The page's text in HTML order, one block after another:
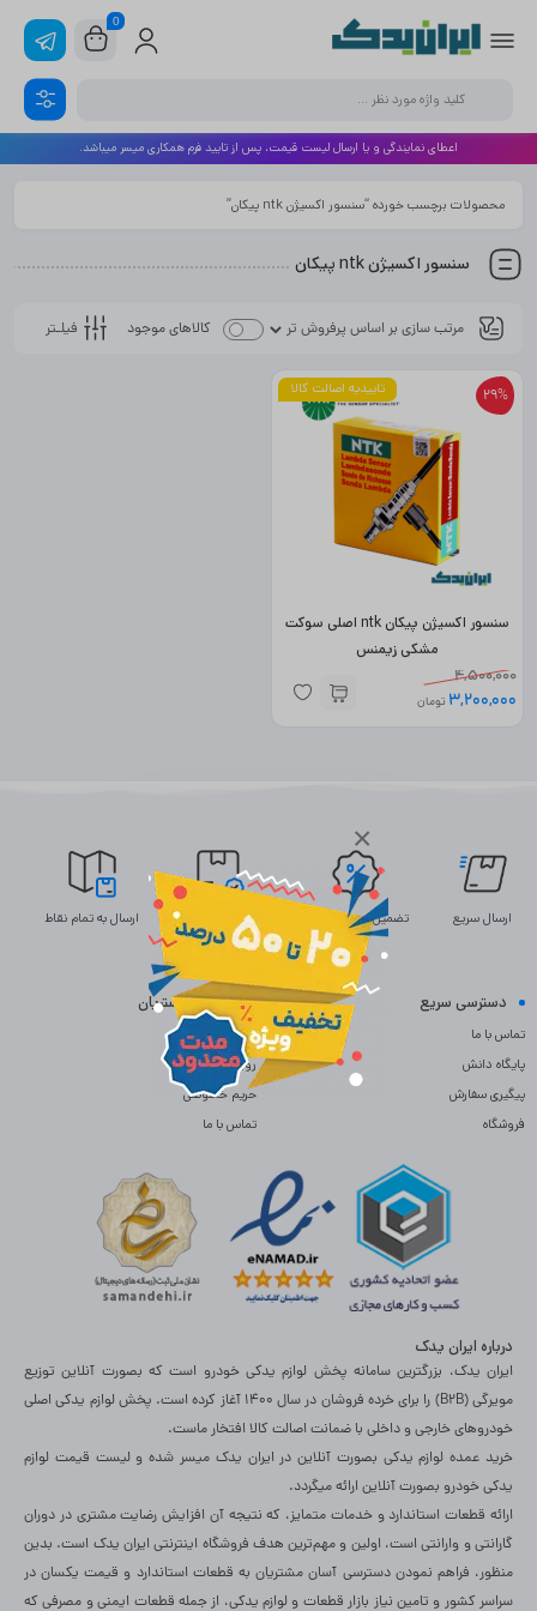
×
0
اعطای نمایندگی و یا ارسال لیست قیمت، پس از تایید فرم همکاری میسر میباشد.
محصولات برچسب خورده “سنسور اکسیژن ntk پیکان”
سنسور اکسیژن ntk پیکان
فیلـتر کالاهای موجود
تاییدیه اصالت کالا 29%
سنسور اکسیژن پیکان ntk اصلی سوکت
مشکی زیمنس
4,500,000
3,200,000 تومان
ارسال سریع تضمین بهترین قیمت ضمانت اصالت ارسال به تمام نقاط
دسترسی سریع
تماس با ما
پایگاه دانش
پیگیری سفارش
فروشگاه
خدمات مشتریان
سوالات متداول
رویه بازگردانی کالا
حریم خصوصی
تماس با ما
درباره ایران یدک
ایران یدک، بزرگترین سامانه پخش لوازم یدکی خودرو است که بصورت آنلاین توزیع
مویرگی (B2B) را برای خرده فروشان در سال 1400 آغاز کرده است. پخش لوازم یدکی اصلی
خودروهای خارجی و داخلی با ضمانت اصالت کالا افتخار ماست.
خرید عمده لوازم یدکی بصورت آنلاین در ایران یدک میسر شده و لیست قیمت لوازم
یدکی خودرو بصورت آنلاین ارائه میگردد.
ارائه قطعات استاندارد و خدمات متمایز، که نتیجه آن افزایش رضایت مشتری در دوران
گارانتی و وارانتی است، اولین و مهم‌ترین هدف فروشگاه اینترنتی ایران یدک است. بدین
منظور، فراهم نمودن دسترسی آسان مشتریان به قطعات استاندارد و قیمت یکسان در
سراسر کشور و تامین نیاز بازار قطعات و لوازم یدکی، از جمله قطعات ایمنی و مصرفی که